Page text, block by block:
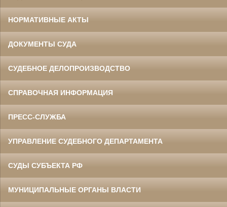
НОРМАТИВНЫЕ АКТЫ
ДОКУМЕНТЫ СУДА
СУДЕБНОЕ ДЕЛОПРОИЗВОДСТВО
СПРАВОЧНАЯ ИНФОРМАЦИЯ
ПРЕСС-СЛУЖБА
УПРАВЛЕНИЕ СУДЕБНОГО ДЕПАРТАМЕНТА
СУДЫ СУБЪЕКТА РФ
МУНИЦИПАЛЬНЫЕ ОРГАНЫ ВЛАСТИ